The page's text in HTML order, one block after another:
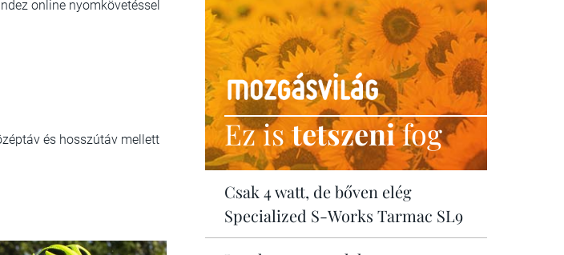
online nyomkövetéssel
és hosszútáv mellett
Ez istetszenifog
Csak 4 watt, de bőven elég
Specialized S-Works Tarmac SL9